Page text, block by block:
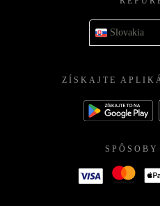
Slovakia
ZÍSKAJTE